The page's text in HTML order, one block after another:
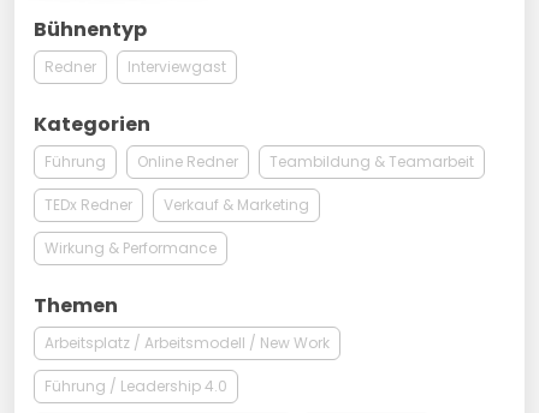
Bühnentyp
Redner Interviewgast
Kategorien
Führung Online Redner Teambildung & Teamarbeit
TEDx Redner Verkauf & Marketing
Wirkung & Performance
Themen
Arbeitsplatz / Arbeitsmodell / New Work
Führung / Leadership 4.0